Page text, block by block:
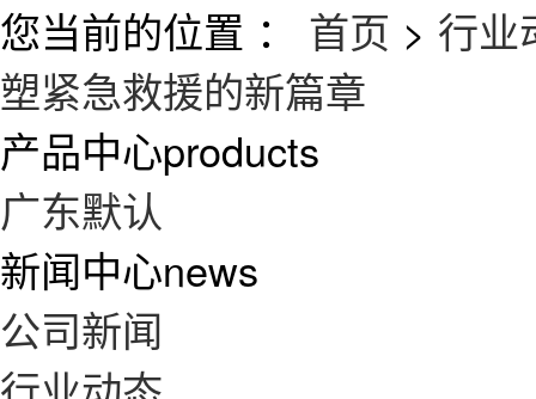
您当前的位置 ： 首页 > 行业
塑紧急救援的新篇章
产品中心products
广东默认
新闻中心news
公司新闻